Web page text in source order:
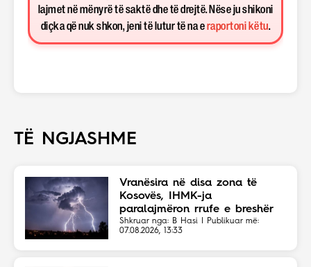
lajmet në mënyrë të saktë dhe të drejtë. Nëse ju shikoni
diçka që nuk shkon, jeni të lutur të na e raportoni këtu.
TË NGJASHME
Vranësira në disa zona të
Kosovës, IHMK-ja
paralajmëron rrufe e breshër
Shkruar nga: B Hasi | Publikuar më:
07.08.2026, 13:33